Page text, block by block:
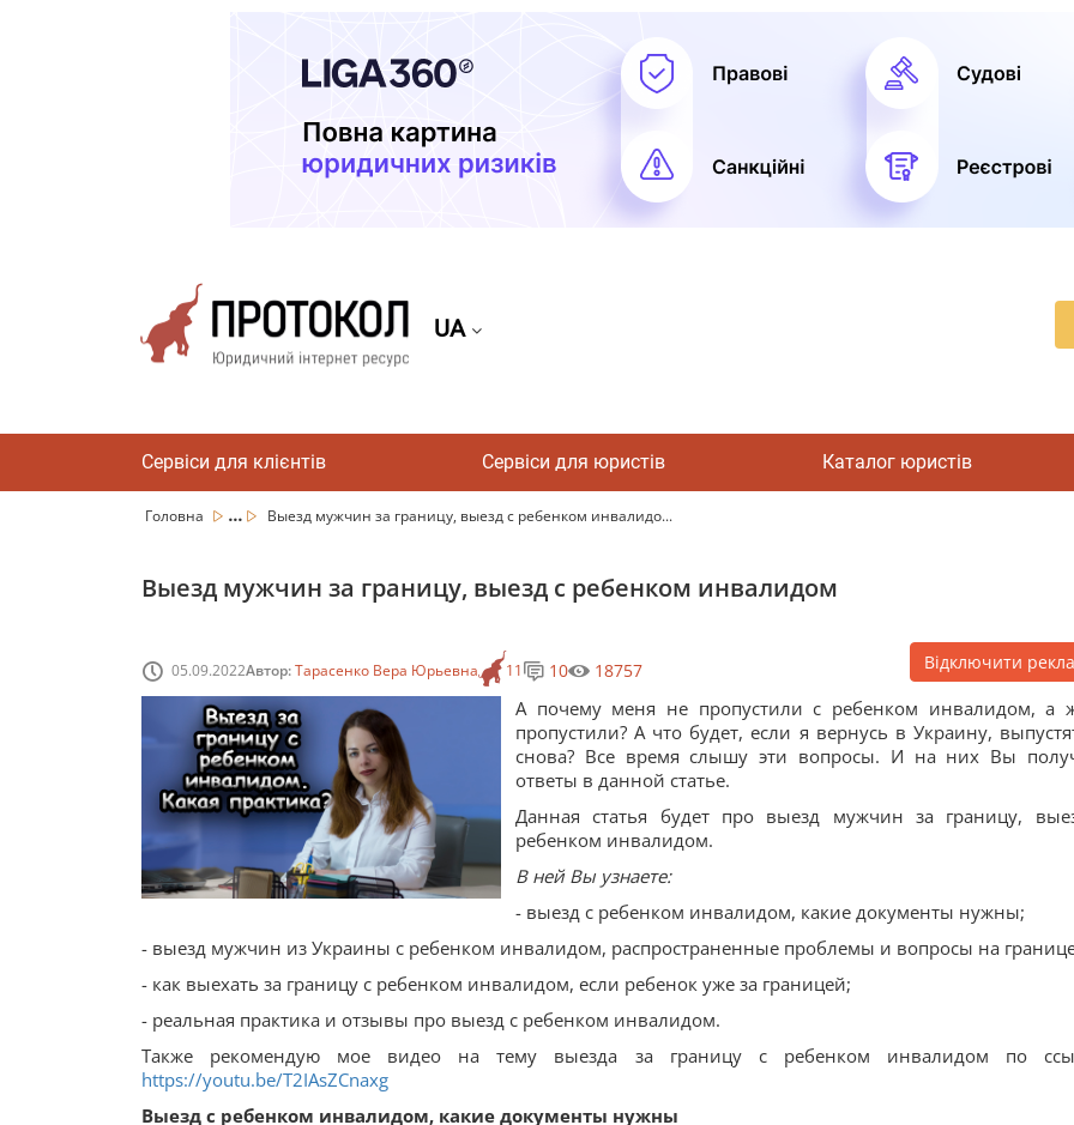
UA
Сервіси для клієнтів Сервіси для юристів Каталог юристів
Головна ... Выезд мужчин за границу, выезд с ребенком инвалидо...
Выезд мужчин за границу, выезд с ребенком инвалидом
05.09.2022Автор:Тарасенко Вера Юрьевна 11 10 18757 Відключити
А почему меня не пропустили с ребенком инвалидом, а
пропустили? А что будет, если я вернусь в Украину,
снова? Все время слышу эти вопросы. И на них Вы
ответы в данной статье.
Данная статья будет про выезд мужчин за границу,
ребенком инвалидом.
В ней Вы узнаете:
- выезд с ребенком инвалидом, какие документы нужны;
- выезд мужчин из Украины с ребенком инвалидом, распространенные проблемы и вопросы на
- как выехать за границу с ребенком инвалидом, если ребенок уже за границей;
- реальная практика и отзывы про выезд с ребенком инвалидом.
Также рекомендую мое видео на тему выезда за границу с ребенком инвалидом по
https://youtu.be/T2IAsZCnaxg
Выезд с ребенком инвалидом, какие документы нужны